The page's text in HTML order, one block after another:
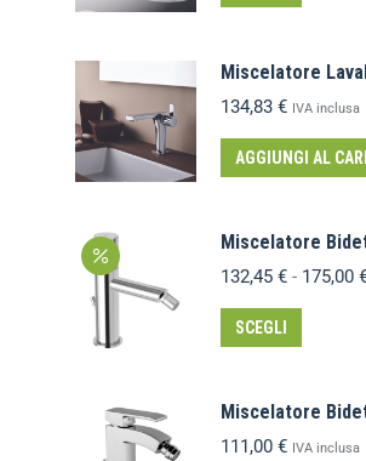
Miscelatore
134,83 € IVA inclusa
AGGIUNGI AL
Miscelatore
132,45 € - 175,00
SCEGLI
Miscelatore
111,00 € IVA inclusa